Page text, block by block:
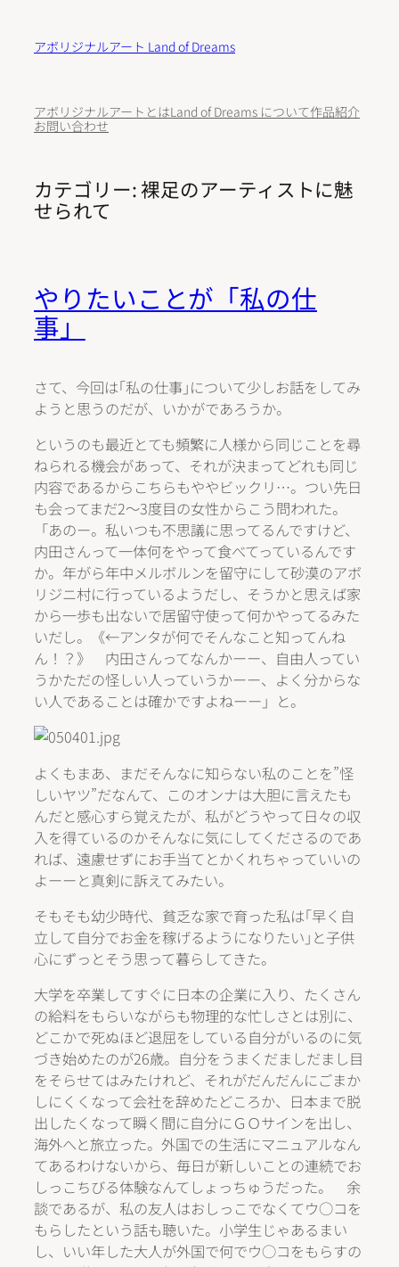
アボリジナルアート Land of Dreams
アボリジナルアートとはLand of Dreams について作品紹介
お問い合わせ
カテゴリー:裸足のアーティストに魅
せられて
やりたいことが「私の仕
事」
さて、今回は｢私の仕事｣について少しお話をしてみ
ようと思うのだが、いかがであろうか。
というのも最近とても頻繁に人様から同じことを尋
ねられる機会があって、それが決まってどれも同じ
内容であるからこちらもややビックリ…。つい先日
も会ってまだ2～3度目の女性からこう問われた。
「あのー。私いつも不思議に思ってるんですけど、
内田さんって一体何をやって食べてっているんです
か。年がら年中メルボルンを留守にして砂漠のアボ
リジニ村に行っているようだし、そうかと思えば家
から一歩も出ないで居留守使って何かやってるみた
いだし。《←アンタが何でそんなこと知ってんね
ん！？》 内田さんってなんかーー、自由人ってい
うかただの怪しい人っていうかーー、よく分からな
い人であることは確かですよねーー」と。
よくもまあ、まだそんなに知らない私のことを”怪
しいヤツ”だなんて、このオンナは大胆に言えたも
んだと感心すら覚えたが、私がどうやって日々の収
入を得ているのかそんなに気にしてくださるのであ
れば、遠慮せずにお手当てとかくれちゃっていいの
よーーと真剣に訴えてみたい。
そもそも幼少時代、貧乏な家で育った私は｢早く自
立して自分でお金を稼げるようになりたい｣と子供
心にずっとそう思って暮らしてきた。
大学を卒業してすぐに日本の企業に入り、たくさん
の給料をもらいながらも物理的な忙しさとは別に、
どこかで死ぬほど退屈をしている自分がいるのに気
づき始めたのが26歳。自分をうまくだましだまし目
をそらせてはみたけれど、それがだんだんにごまか
しにくくなって会社を辞めたどころか、日本まで脱
出したくなって瞬く間に自分にＧＯサインを出し、
海外へと旅立った。外国での生活にマニュアルなん
てあるわけないから、毎日が新しいことの連続でお
しっこちびる体験なんてしょっちゅうだった。 余
談であるが、私の友人はおしっこでなくてウ○コを
もらしたという話も聴いた。小学生じゃあるまい
し、いい年した大人が外国で何でウ○コをもらすの